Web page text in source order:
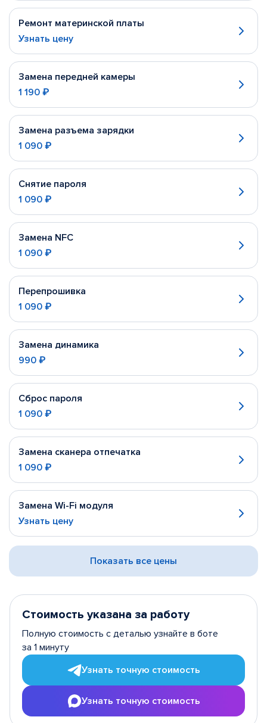
Ремонт материнской платы
Узнать цену
Замена передней камеры
1 190 ₽
Замена разъема зарядки
1 090 ₽
Снятие пароля
1 090 ₽
Замена NFC
1 090 ₽
Перепрошивка
1 090 ₽
Замена динамика
990 ₽
Сброс пароля
1 090 ₽
Замена сканера отпечатка
1 090 ₽
Замена Wi-Fi модуля
Узнать цену
Показать все цены
Стоимость указана за работу
Полную стоимость с деталью узнайте в боте
за 1 минуту
Узнать точную стоимость
Узнать точную стоимость